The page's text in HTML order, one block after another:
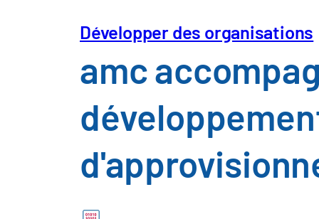
Développer des organisations
amc